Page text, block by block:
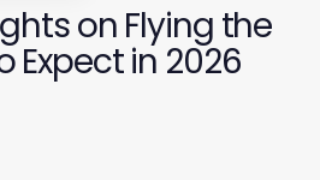
on Flying the
Expect in 2026